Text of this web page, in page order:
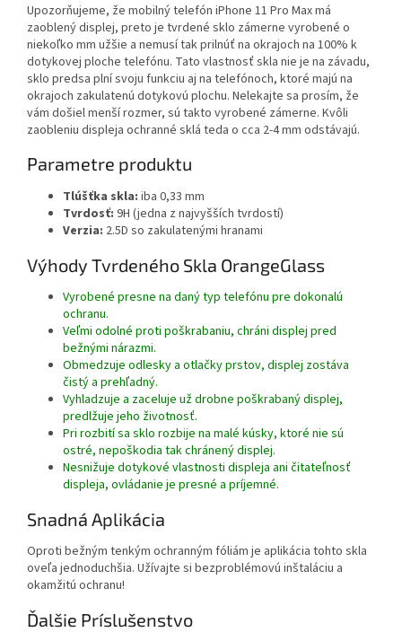
Upozorňujeme, že mobilný telefón iPhone 11 Pro Max má
zaoblený displej, preto je tvrdené sklo zámerne vyrobené o
niekoľko mm užšie a nemusí tak prilnúť na okrajoch na 100% k
dotykovej ploche telefónu. Tato vlastnosť skla nie je na závadu,
sklo predsa plní svoju funkciu aj na telefónoch, ktoré majú na
okrajoch zakulatenú dotykovú plochu. Nelekajte sa prosím, že
vám došiel menší rozmer, sú takto vyrobené zámerne. Kvôli
zaobleniu displeja ochranné sklá teda o cca 2-4 mm odstávajú.
Parametre produktu
Tlúšťka skla: iba 0,33 mm
Tvrdosť: 9H (jedna z najvyšších tvrdostí)
Verzia: 2.5D so zakulatenými hranami
Výhody Tvrdeného Skla OrangeGlass
Vyrobené presne na daný typ telefónu pre dokonalú
ochranu.
Veľmi odolné proti poškrabaniu, chráni displej pred
bežnými nárazmi.
Obmedzuje odlesky a otlačky prstov, displej zostáva
čistý a prehľadný.
Vyhladzuje a zaceluje už drobne poškrabaný displej,
predlžuje jeho životnosť.
Pri rozbití sa sklo rozbije na malé kúsky, ktoré nie sú
ostré, nepoškodia tak chránený displej.
Nesnižuje dotykové vlastnosti displeja ani čitateľnosť
displeja, ovládanie je presné a príjemné.
Snadná Aplikácia
Oproti bežným tenkým ochranným fóliám je aplikácia tohto skla
oveľa jednoduchšia. Užívajte si bezproblémovú inštaláciu a
okamžitú ochranu!
Ďalšie Príslušenstvo